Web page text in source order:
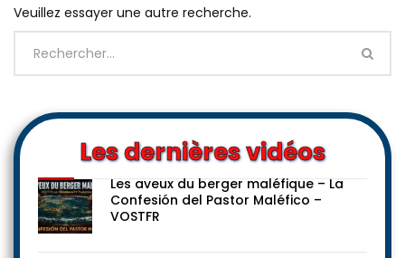
Veuillez essayer une autre recherche.
Les dernières vidéos
Les aveux du berger maléfique – La
Confesión del Pastor Maléfico –
VOSTFR